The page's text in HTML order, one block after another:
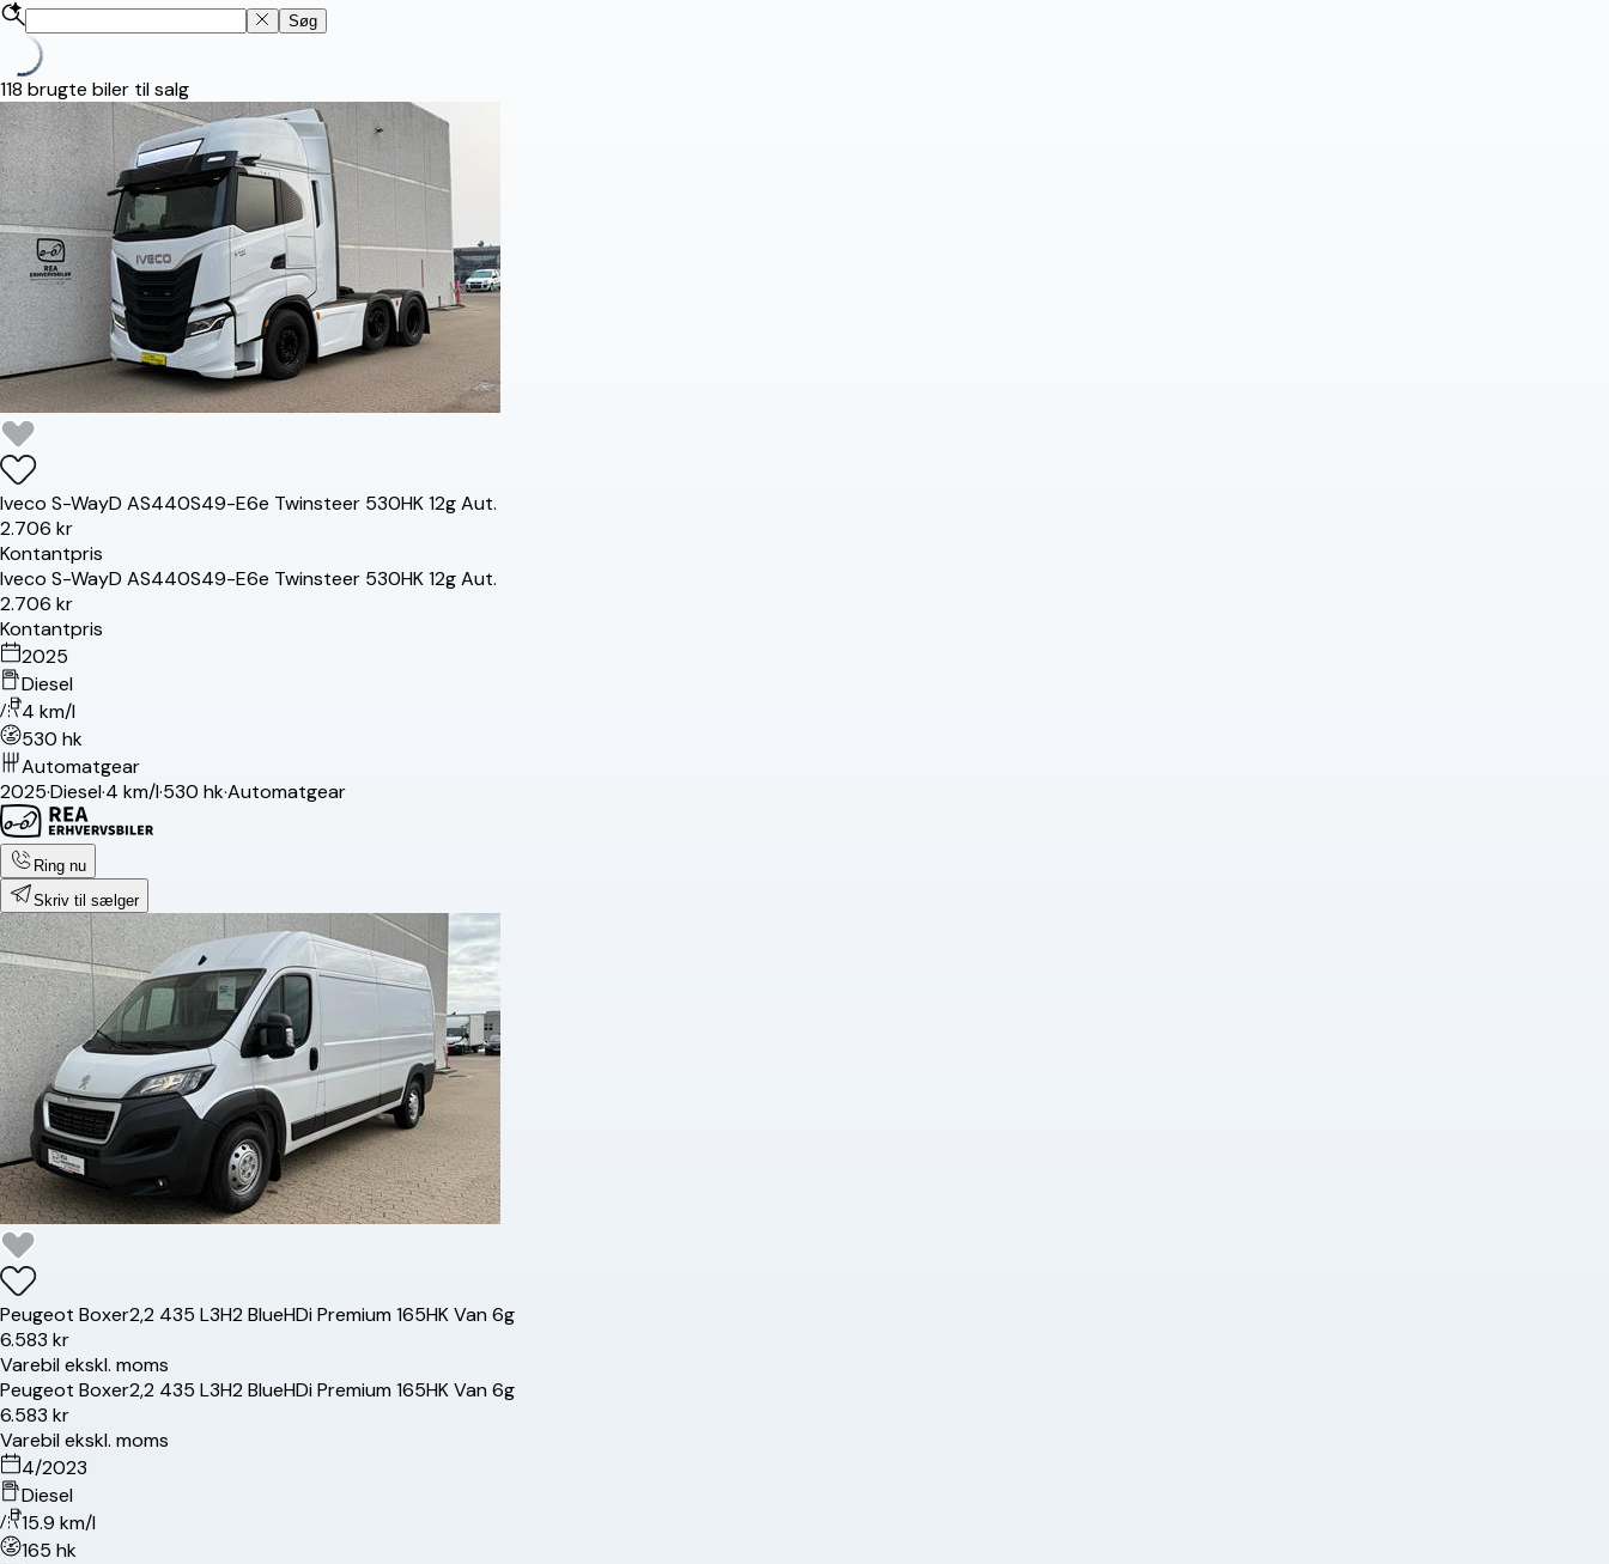
Søg
118 brugte biler til salg
Iveco S-WayD AS440S49-E6e Twinsteer 530HK 12g Aut.
2.706 kr
Kontantpris
Iveco S-WayD AS440S49-E6e Twinsteer 530HK 12g Aut.
2.706 kr
Kontantpris
2025
Diesel
4 km/l
530 hk
Automatgear
2025·Diesel·4 km/l·530 hk·Automatgear
Ring nu
Skriv til sælger
Peugeot Boxer2,2 435 L3H2 BlueHDi Premium 165HK Van 6g
6.583 kr
Varebil ekskl. moms
Peugeot Boxer2,2 435 L3H2 BlueHDi Premium 165HK Van 6g
6.583 kr
Varebil ekskl. moms
4/2023
Diesel
15.9 km/l
165 hk